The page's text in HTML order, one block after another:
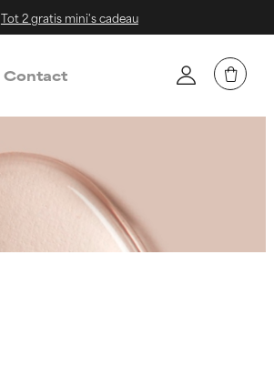
Tot 2 gratis mini's cadeau
Contact